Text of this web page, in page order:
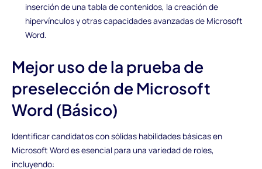
inserción de una tabla de contenidos, la creación de
hipervínculos y otras capacidades avanzadas de Microsoft
Word.
Mejor uso de la prueba de
preselección de Microsoft
Word (Básico)
Identificar candidatos con sólidas habilidades básicas en
Microsoft Word es esencial para una variedad de roles,
incluyendo: